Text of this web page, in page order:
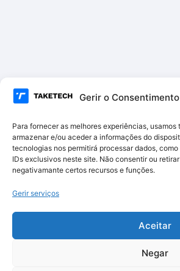
Gerir o
Para fornecer as melhores experiências,
armazenar e/ou aceder a informações do
tecnologias nos permitirá processar dados,
IDs exclusivos neste site. Não consentir ou
negativamante certos recursos e funções.
Gerir serviços
Aceitar
Negar